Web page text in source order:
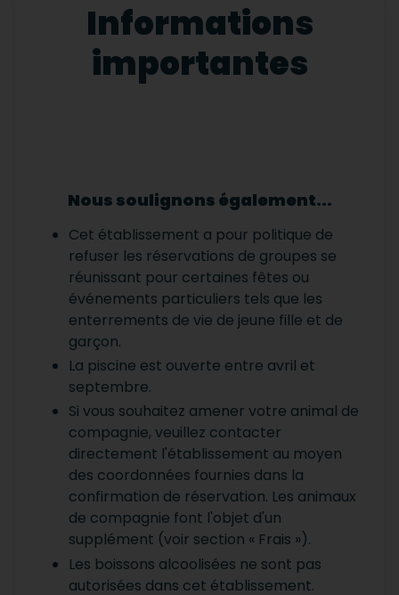
Informations
importantes
Nous soulignons également...
Cet établissement a pour politique de
refuser les réservations de groupes se
réunissant pour certaines fêtes ou
événements particuliers tels que les
enterrements de vie de jeune fille et de
garçon.
La piscine est ouverte entre avril et
septembre.
Si vous souhaitez amener votre animal de
compagnie, veuillez contacter
directement l'établissement au moyen
des coordonnées fournies dans la
confirmation de réservation. Les animaux
de compagnie font l'objet d'un
supplément (voir section « Frais »).
Les boissons alcoolisées ne sont pas
autorisées dans cet établissement.